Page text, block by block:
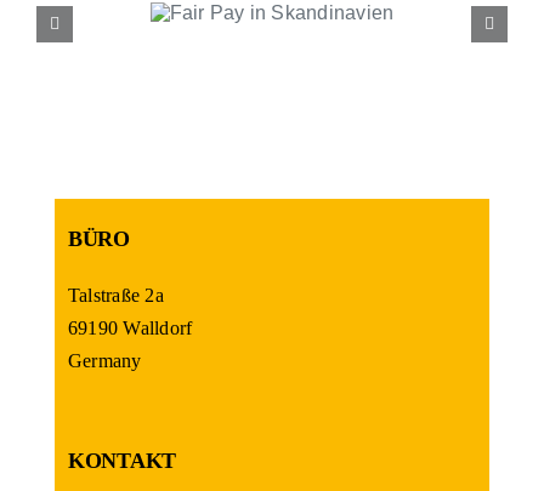
Pay in
BÜRO
Talstraße 2a
69190 Walldorf
Germany
KONTAKT